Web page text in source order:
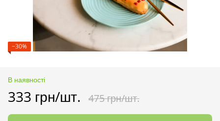
−30%
В наявності
333 грн/шт. 475 грн/шт.